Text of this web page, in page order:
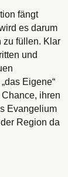
fängt
es darum
zu füllen. Klar
und
Eigene“
ihren
Evangelium
Region da